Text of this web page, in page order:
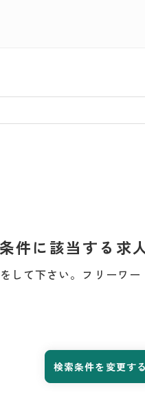
件に該当する求
して下さい。フリーワ
検索条件を変更する